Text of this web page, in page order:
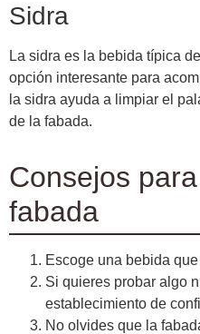
Sidra
La sidra es la bebida típica
opción interesante para
la sidra ayuda a limpiar el
de la fabada.
Consejos
fabada
Escoge una bebida
Si quieres probar algo
establecimiento de
No olvides que la